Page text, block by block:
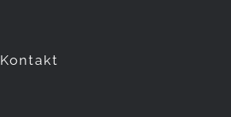
Kontakt